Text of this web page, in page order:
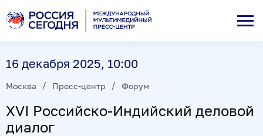
16 декабря 2025, 10:00
Москва Пресс-центр Форум
XVI Российско-Индийский деловой
диалог